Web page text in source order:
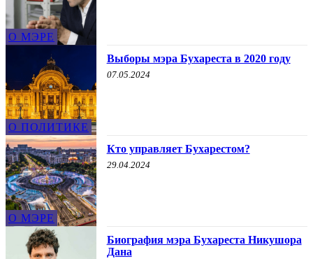
О МЭРЕ
О ПОЛИТИКЕ
Выборы мэра Бухареста в 2020 году
07.05.2024
О МЭРЕ
Кто управляет Бухарестом?
29.04.2024
Биография мэра Бухареста Никушора
Дана